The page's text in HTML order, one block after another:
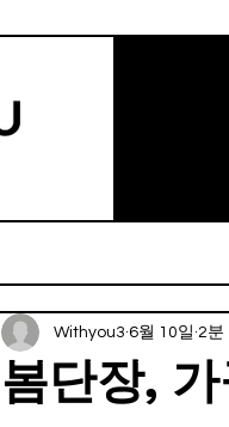
봄단장,
Withyou3 6월 10일 2분